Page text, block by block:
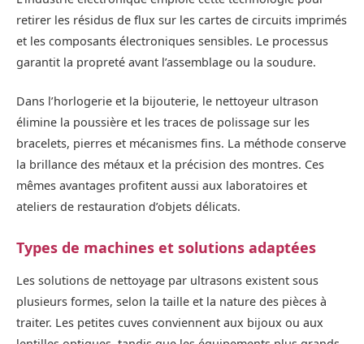
retirer les résidus de flux sur les cartes de circuits imprimés
et les composants électroniques sensibles. Le processus
garantit la propreté avant l’assemblage ou la soudure.
Dans l’horlogerie et la bijouterie, le nettoyeur ultrason
élimine la poussière et les traces de polissage sur les
bracelets, pierres et mécanismes fins. La méthode conserve
la brillance des métaux et la précision des montres. Ces
mêmes avantages profitent aussi aux laboratoires et
ateliers de restauration d’objets délicats.
Types de machines et solutions adaptées
Les solutions de nettoyage par ultrasons existent sous
plusieurs formes, selon la taille et la nature des pièces à
traiter. Les petites cuves conviennent aux bijoux ou aux